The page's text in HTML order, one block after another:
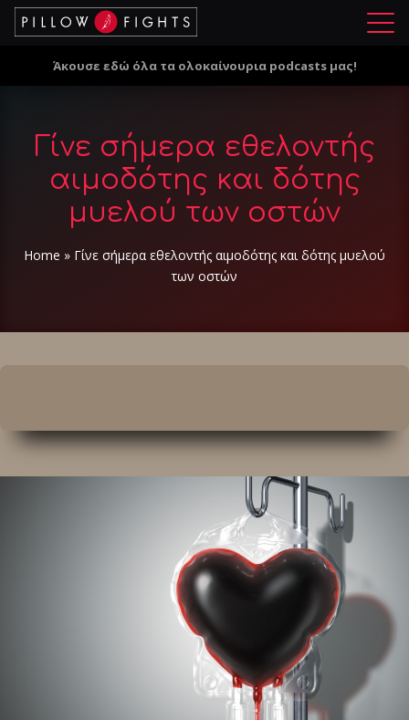
Μ
ο
Άκουσε εδώ όλα τα ολοκαίνουρια podcasts μας!
Γίνε σήμερα εθελοντής
αιμοδότης και δότης
μυελού των οστών
Home » Γίνε σήμερα εθελοντής αιμοδότης και δότης μυελού
των οστών